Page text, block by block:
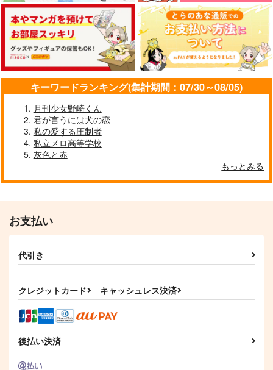
エンドロールは地獄まで 2 嘘つきなキスで今日もバイバイ
好きとおかえり
平野と鍵浦 7
キーワードランキング(集計期間：07/30～08/05)
月刊少女野崎くん
君が言うには犬の恋
私の愛する圧制者
私立メロ高等学校
灰色と赤
もっとみる
お支払い
代引き
クレジットカード キャッシュレス決済
後払い決済